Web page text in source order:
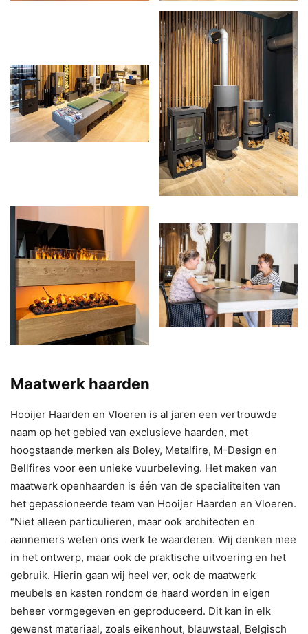
Maatwerk haarden
Hooijer Haarden en Vloeren is al jaren een vertrouwde
naam op het gebied van exclusieve haarden, met
hoogstaande merken als Boley, Metalfire, M-Design en
Bellfires voor een unieke vuurbeleving. Het maken van
maatwerk openhaarden is één van de specialiteiten van
het gepassioneerde team van Hooijer Haarden en Vloeren.
“Niet alleen particulieren, maar ook architecten en
aannemers weten ons werk te waarderen. Wij denken mee
in het ontwerp, maar ook de praktische uitvoering en het
gebruik. Hierin gaan wij heel ver, ook de maatwerk
meubels en kasten rondom de haard worden in eigen
beheer vormgegeven en geproduceerd. Dit kan in elk
gewenst materiaal, zoals eikenhout, blauwstaal, Belgisch